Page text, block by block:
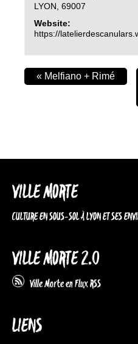
LYON 69007
Website:
https://
« Melfiano + Rimé
VILLE MORTE
CULTURE EN SOUS-SOL À LYON ET SES
VILLE MORTE 2.0
Ville Morte en Flux RSS
LIENS